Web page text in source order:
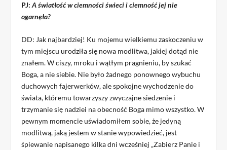
PJ:A światłość w ciemności świeci i ciemność jej nie
ogarnęła?
DD: Jak najbardziej! Ku mojemu wielkiemu zaskoczeniu w
tym miejscu urodziła się nowa modlitwa, jakiej dotąd nie
znałem. W ciszy, mroku i wątłym pragnieniu, by szukać
Boga, a nie siebie. Nie było żadnego ponownego wybuchu
duchowych fajerwerków, ale spokojne wychodzenie do
świata, któremu towarzyszy zwyczajne siedzenie i
trzymanie się nadziei na obecność Boga mimo wszystko. W
pewnym momencie uświadomiłem sobie, że jedyną
modlitwą, jaką jestem w stanie wypowiedzieć, jest
śpiewanie napisanego kilka dni wcześniej „Zabierz Panie i